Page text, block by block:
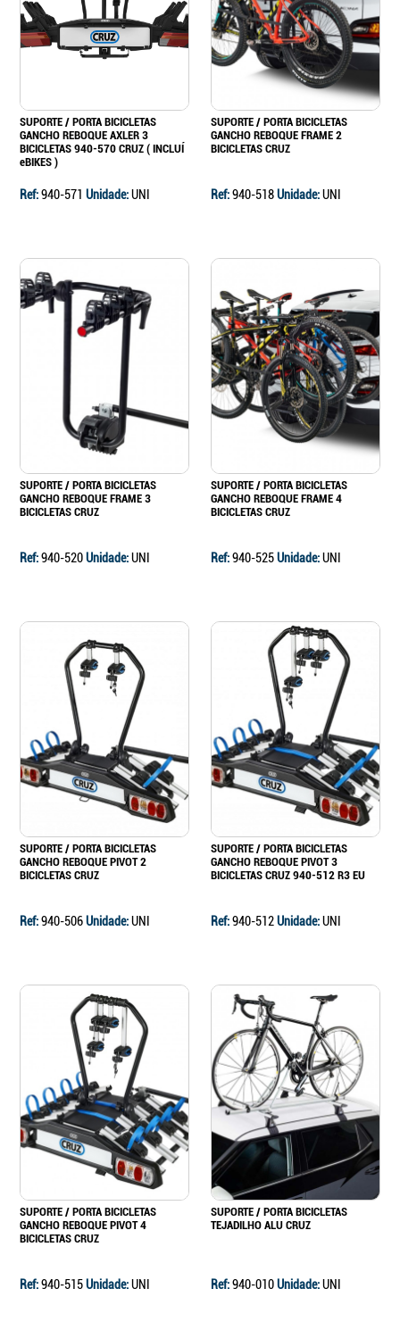
SUPORTE / PORTA BICICLETAS
GANCHO REBOQUE AXLER 3
BICICLETAS 940-570 CRUZ ( INCLUÍ
eBIKES )
Ref:940-571 Unidade:UNI
SUPORTE / PORTA BICICLETAS
GANCHO REBOQUE FRAME 2
BICICLETAS CRUZ
Ref:940-518Unidade:UNI
SUPORTE / PORTA BICICLETAS
GANCHO REBOQUE FRAME 3
BICICLETAS CRUZ
Ref:940-520Unidade:UNI
SUPORTE / PORTA BICICLETAS
GANCHO REBOQUE FRAME 4
BICICLETAS CRUZ
Ref:940-525Unidade:UNI
SUPORTE / PORTA BICICLETAS
GANCHO REBOQUE PIVOT 2
BICICLETAS CRUZ
Ref:940-506Unidade:UNI
SUPORTE / PORTA BICICLETAS
GANCHO REBOQUE PIVOT 3
BICICLETAS CRUZ 940-512 R3 EU
Ref:940-512Unidade:UNI
SUPORTE / PORTA BICICLETAS
GANCHO REBOQUE PIVOT 4
BICICLETAS CRUZ
Ref:940-515Unidade:UNI
SUPORTE / PORTA BICICLETAS
TEJADILHO ALU CRUZ
Ref:940-010Unidade:UNI